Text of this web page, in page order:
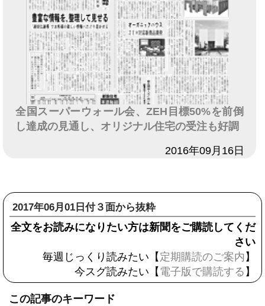
全国スーパーウォール会、ZEH目標50%を前倒
し達成の見通し、オリジナル住宅の受注も好調
2016年09月16日
2017年06月01日付３面から抜粋
全文をお読みになりたい方は新聞をご購読してくだ
さい
毎週じっくり読みたい【 定期購読のご案内 】
今スグ読みたい【 電子版で購読する 】
この記事のキーワード